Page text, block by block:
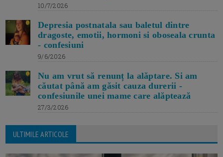
10/7/2026
Depresia postnatala sau baletul dintre
dragoste, emotii, hormoni si oboseala crunta
- confesiuni
9/6/2026
Nu am vrut să renunț la alăptare. Si am
căutat până am găsit cauza durerii -
confesiunile unei mame care alăptează
27/3/2026
ULTIMILE ARTICOLE